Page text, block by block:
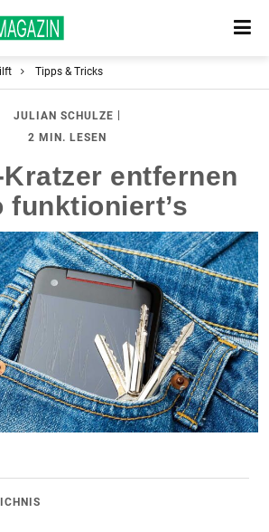
Tipps & Tricks
JULIAN SCHULZE
2 MIN. LESEN
entfernen
funktioniert’s